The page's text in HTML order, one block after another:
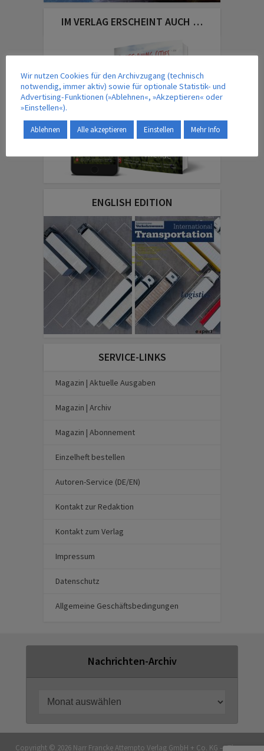
IM VERLAG ERSCHEINT AUCH …
ENGLISH EDITION
SERVICE-LINKS
Magazin | Aktuelle Ausgaben
Magazin | Archiv
Magazin | Abonnement
Einzelheft bestellen
Autoren-Service (DE/EN)
Kontakt zur Redaktion
Kontakt zum Verlag
Impressum
Datenschutz
Allgemeine Geschäftsbedingungen
Nachrichten-Archiv
Copyright © 2026 Narr Francke Attempto Verlag GmbH + Co. KG — Theme
Wir nutzen Cookies für den Archivzugang (technisch
notwendig, immer aktiv) sowie für optionale Statistik- und
Advertising-Funktionen (»Ablehnen«, »Akzeptieren« oder
»Einstellen«).
Ablehnen Alle akzeptieren Einstellen Mehr Info